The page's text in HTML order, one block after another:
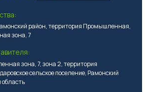
район, территория Промышленная,
зона, 7
зона, 7, зона 2, территория
сельское поселение, Рамонский
область